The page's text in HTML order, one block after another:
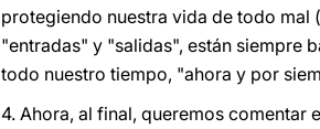
protegiendo nuestra vida de todo mal
"entradas" y "salidas", están siempre
todo nuestro tiempo, "ahora y por
4. Ahora, al final, queremos comentar